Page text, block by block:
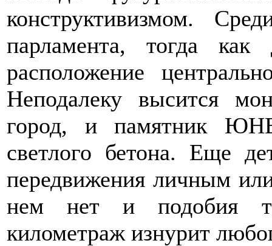
конструктивизмом.
парламента, тогда как
расположение
Неподалеку высится
город, и памятник
светлого бетона. Еще
передвижения личным
нем нет и подобия
километраж изнурит